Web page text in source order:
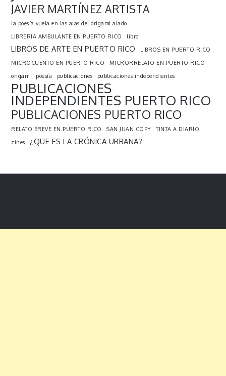
JAVIER MARTÍNEZ ARTISTA
la poesía vuela en las alas del origami alado.
LIBRERIA AMBULANTE EN PUERTO RICO
libro
LIBROS DE ARTE EN PUERTO RICO
LIBROS EN PUERTO RICO
MICROCUENTO EN PUERTO RICO
MICRORRELATO EN PUERTO RICO
origami
poesía publicaciones publicaciones independientes
PUBLICACIONES
INDEPENDIENTES PUERTO RICO
PUBLICACIONES PUERTO RICO
RELATO BREVE EN PUERTO RICO SAN JUAN COPY
TINTA A DIARIO
zines
¿QUE ES LA CRÓNICA URBANA?